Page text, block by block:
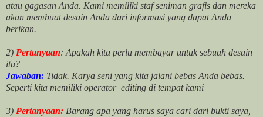
atau gagasan Anda. Kami memiliki staf seniman grafis dan mereka
akan membuat desain Anda dari informasi yang dapat Anda
berikan.
2) Pertanyaan: Apakah kita perlu membayar untuk sebuah desain
itu?
Jawaban: Tidak. Karya seni yang kita jalani bebas Anda bebas.
Seperti kita memiliki operator editing di tempat kami
3) Pertanyaan: Barang apa yang harus saya cari dari bukti saya,